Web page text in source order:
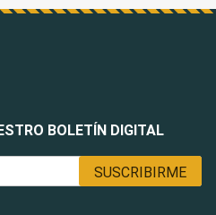
BOLETÍN DIGITAL